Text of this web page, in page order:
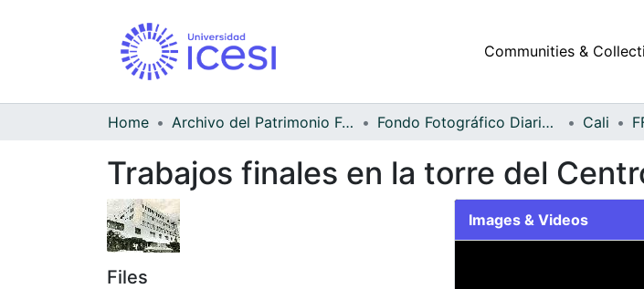
Communities &
Home Archivo del Patrimonio Fotográfico y Fílmico del Valle del Cauca Fondo Fotográfico Diario Occidente Cali
Trabajos finales en la torre del
Files
Images & Videos